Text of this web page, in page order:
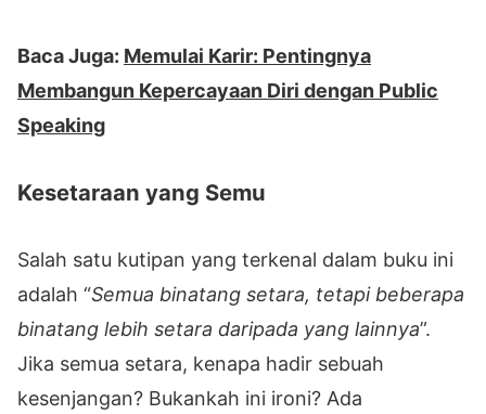
Baca Juga: Memulai Karir: Pentingnya
Membangun Kepercayaan Diri dengan Public
Speaking
Kesetaraan yang Semu
Salah satu kutipan yang terkenal dalam buku ini
adalah “Semua binatang setara, tetapi beberapa
binatang lebih setara daripada yang lainnya”.
Jika semua setara, kenapa hadir sebuah
kesenjangan? Bukankah ini ironi? Ada